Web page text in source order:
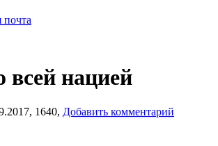
почта
всей нацией
1640, Добавить комментарий